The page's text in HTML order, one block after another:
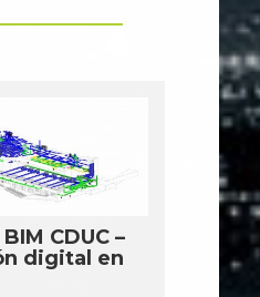
CDUC –
digital en